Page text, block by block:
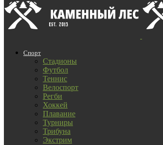
Спорт
Стадионы
Футбол
Теннис
Велоспорт
Регби
Хоккей
Плавание
Турниры
Трибуна
Экстрим